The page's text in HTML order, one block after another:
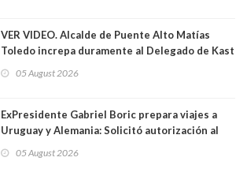
VER VIDEO. Alcalde de Puente Alto Matías
Toledo increpa duramente al Delegado de Kast
delegado nuevamente arrancando"
05 August 2026
ExPresidente Gabriel Boric prepara viajes a
Uruguay y Alemania: Solicitó autorización al
05 August 2026